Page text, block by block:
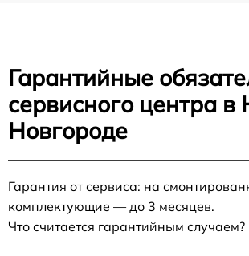
Гарантийные
сервисного центра
Новгороде
Гарантия от сервиса: на
комплектующие — до 3 месяцев.
Что считается гарантийным случаем?